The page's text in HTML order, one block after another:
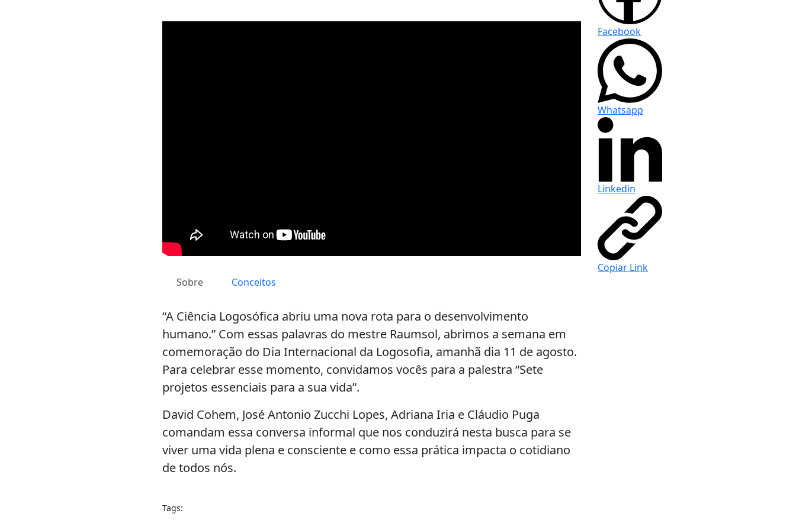
Facebook
Whatsapp
Linkedin
Copiar Link
Sobre
Conceitos
“A Ciência Logosófica abriu uma nova rota para o desenvolvimento
humano.” Com essas palavras do mestre Raumsol, abrimos a semana em
comemoração do Dia Internacional da Logosofia, amanhã dia 11 de agosto.
Para celebrar esse momento, convidamos vocês para a palestra “Sete
projetos essenciais para a sua vida”.
David Cohem, José Antonio Zucchi Lopes, Adriana Iria e Cláudio Puga
comandam essa conversa informal que nos conduzirá nesta busca para se
viver uma vida plena e consciente e como essa prática impacta o cotidiano
de todos nós.
Tags: